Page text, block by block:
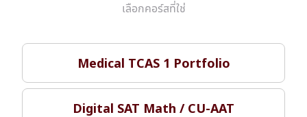
เลือกคอร์สที่ใช่
Medical TCAS 1 Portfolio
Digital SAT Math / CU-AAT